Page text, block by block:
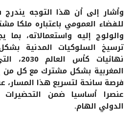
وأشار إلى أن هذا التوجه يندرج
للفضاء العمومي باعتباره ملكا
والولوج إليه واستعمالاته، بما
ترسيخ السلوكيات المدنية
نهائيات
المغربية بشكل مشترك مع كل من
فرصة سانحة لتسريع هذا المسار،
عنصرا أساسيا ضمن التحضيرات
الدولي الهام.